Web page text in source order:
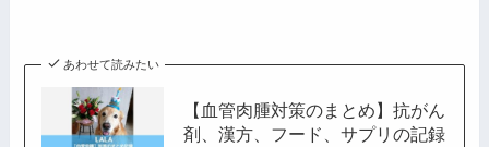
あわせて読みたい
【血管肉腫対策のまとめ】抗がん
剤、漢方、フード、サプリの記録